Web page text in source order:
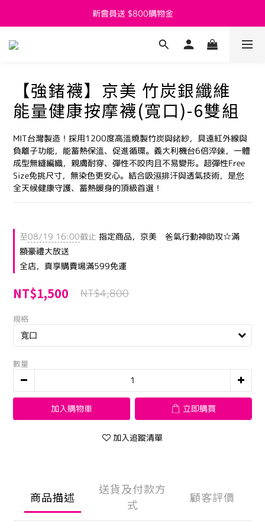
新會員送 $800購物金
新會員送 $800購物金
父親節活動7/27~8/8開跑囉
【強鍺襪】京美 竹炭銀纖維
能量健康按摩襪(寬口)-6雙組
MIT台灣製造！採用1200度高溫燒製竹炭與鍺紗，具遠紅外線與
負離子功能，能蓄熱保溫、促進循環。義大利機台6倍淬鍊，一體
成型無縫編織，親膚耐穿、彈性不咬肉且不易變形。超彈性Free
Size免挑尺寸，無染色更安心。結合吸濕排汗與透氣技術，是您
全天候健康守護、蓄熱暖身的頂級首選！
至08/19 16:00截止 指定商品，京美 爸氣行動神助攻☆滿
額豪禮大放送
全店，真享購賣場滿599免運
NT$1,500 NT$4,800
規格
數量
加入購物車 立即購買
加入追蹤清單
商品描述
送貨及付款方
式
顧客評價